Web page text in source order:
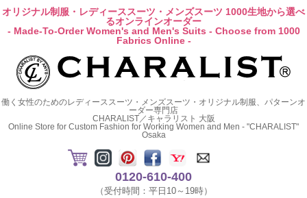
オリジナル制服・レディーススーツ・メンズスーツ 1000生地から選べ
るオンラインオーダー
- Made-To-Order Women's and Men's Suits - Choose from 1000
Fabrics Online -
働く女性のためのレディーススーツ・メンズスーツ・オリジナル制服、パターンオ
ーダー専門店
CHARALIST／キャラリスト 大阪
Online Store for Custom Fashion for Working Women and Men - "CHARALIST"
Osaka
0120-610-400
（受付時間：平日10～19時）